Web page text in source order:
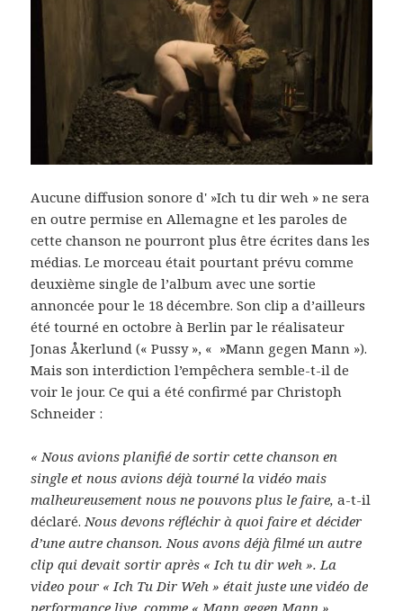
Aucune diffusion sonore d' »Ich tu dir weh » ne sera
en outre permise en Allemagne et les paroles de
cette chanson ne pourront plus être écrites dans les
médias. Le morceau était pourtant prévu comme
deuxième single de l’album avec une sortie
annoncée pour le 18 décembre. Son clip a d’ailleurs
été tourné en octobre à Berlin par le réalisateur
Jonas Åkerlund (« Pussy », « »Mann gegen Mann »).
Mais son interdiction l’empêchera semble-t-il de
voir le jour. Ce qui a été confirmé par Christoph
Schneider :
« Nous avions planifié de sortir cette chanson en
single et nous avions déjà tourné la vidéo mais
malheureusement nous ne pouvons plus le faire, a-t-il
déclaré. Nous devons réfléchir à quoi faire et décider
d’une autre chanson. Nous avons déjà filmé un autre
clip qui devait sortir après « Ich tu dir weh ». La
video pour « Ich Tu Dir Weh » était juste une vidéo de
performance live, comme « Mann gegen Mann ».